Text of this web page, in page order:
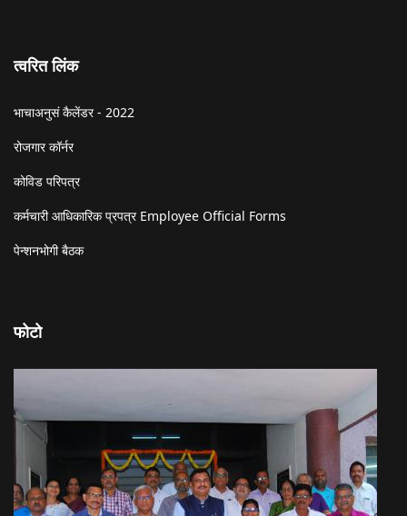
त्वरित लिंक
भाचाअनुसं कैलेंडर - 2022
रोजगार कॉर्नर
कोविड परिपत्र
कर्मचारी आधिकारिक प्रपत्र Employee Official Forms
पेन्शनभोगी बैठक
फोटो